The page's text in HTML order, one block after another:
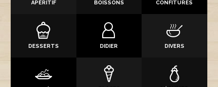
APÉRITIF BOISSONS CONFITURES
DESSERTS DIDIER DIVERS